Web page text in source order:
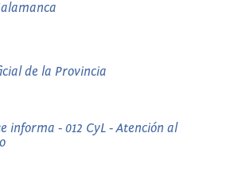
de la Provincia
informa - 012 CyL - Atención al